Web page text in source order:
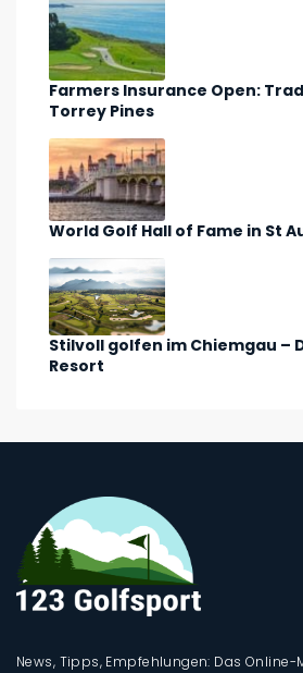
Farmers Insurance Open:
Torrey Pines
World Golf Hall of Fame in St
Stilvoll golfen im Chiemgau –
Resort
News, Tipps, Empfehlungen: Das Online-